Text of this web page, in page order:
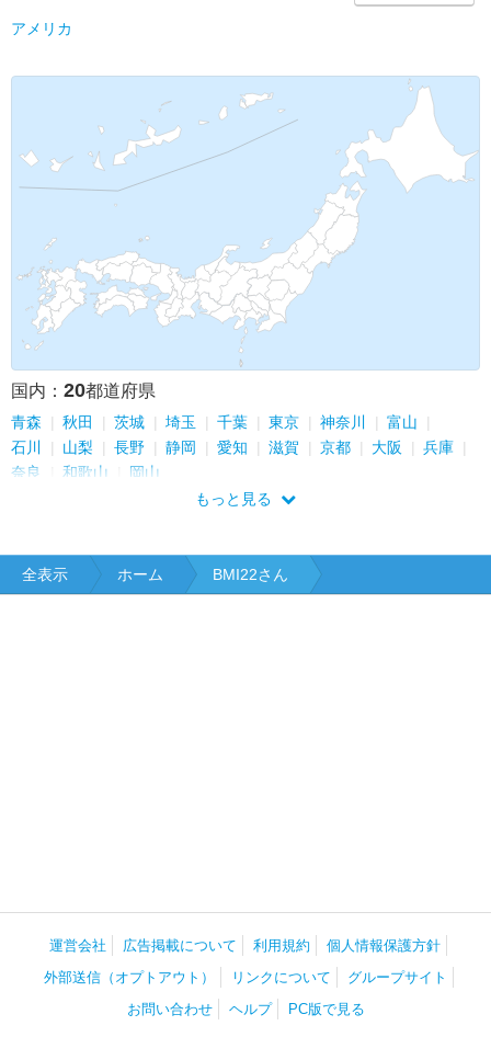
アメリカ
国内： 20都道府県
青森 秋田 茨城 埼玉 千葉 東京 神奈川
富山
石川
山梨 長野 静岡 愛知 滋賀 京都 大阪
兵庫
奈良
和歌山
岡山
もっと見る
全表示 ホーム BMI22さん
運営会社 広告掲載について 利用規約
個人情報保護方針
外部送信（オプトアウト）
リンクについて
グループサイト
お問い合わせ
ヘルプ PC版で見る